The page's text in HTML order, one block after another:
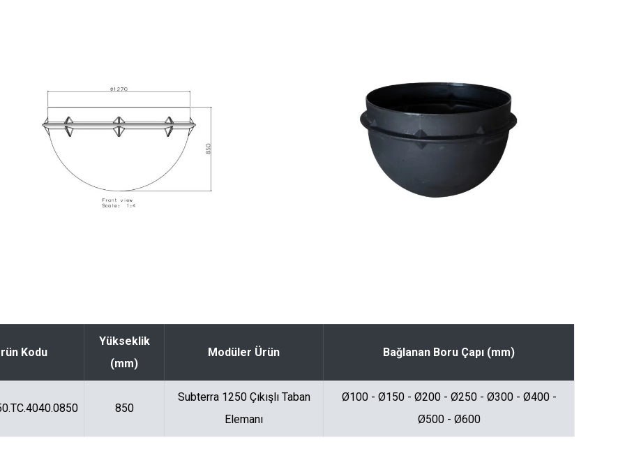
Kodu
Yükseklik
(mm)
Modüler Ürün Bağlanan Boru Çapı (mm)
850
Subterra 1250 Çıkışlı Taban
Elemanı
Ø100 - Ø150 - Ø200 - Ø250 - Ø300 - Ø400 -
Ø500 - Ø600